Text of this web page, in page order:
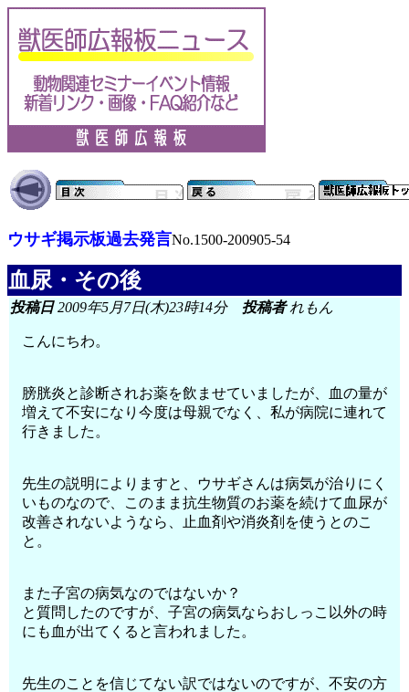
ウサギ掲示板過去発言No.1500-200905-54
血尿・その後
投稿日2009年5月7日(木)23時14分 投稿者れもん
こんにちわ。
膀胱炎と診断されお薬を飲ませていましたが、血の量が
増えて不安になり今度は母親でなく、私が病院に連れて
行きました。
先生の説明によりますと、ウサギさんは病気が治りにく
いものなので、このまま抗生物質のお薬を続けて血尿が
改善されないようなら、止血剤や消炎剤を使うとのこ
と。
また子宮の病気なのではないか？
と質問したのですが、子宮の病気ならおしっこ以外の時
にも血が出てくると言われました。
先生のことを信じてない訳ではないのですが、不安の方